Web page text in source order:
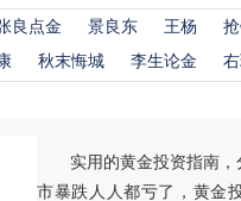
良点金 景良东 王杨
秋末悔城 李生论金
实用的黄金投资指南
市暴跌人人都亏了，黄金